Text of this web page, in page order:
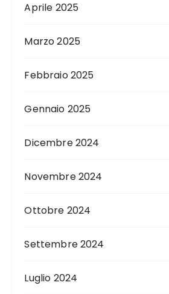
Aprile 2025
Marzo 2025
Febbraio 2025
Gennaio 2025
Dicembre 2024
Novembre 2024
Ottobre 2024
Settembre 2024
Luglio 2024